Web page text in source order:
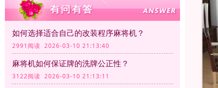
如何选择适合自己的改装程序麻将机？
2991阅读 2026-03-10 21:13:40
麻将机如何保证牌的洗牌公正性？
3122阅读 2026-03-10 21:13:11